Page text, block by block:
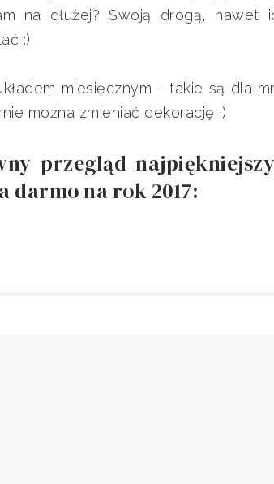
na dłużej? Swoją drogą, nawet
:)
miesięcznym - takie są dla
można zmieniać dekorację :)
przegląd
darmo na rok 2017: